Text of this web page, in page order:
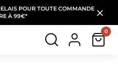
POUR TOUTE COMMANDE
À 99€*
0